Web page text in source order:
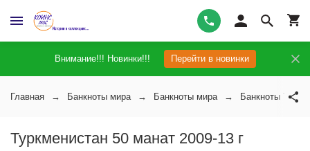
Внимание!!! Новинки!!! Перейти в новинки
Главная Банкноты мира Банкноты мира Банкноты
Туркменистан 50 манат 2009-13 г